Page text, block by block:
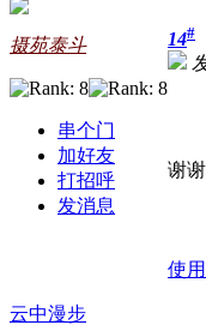
摄苑泰斗
串个门
加好友
打招呼
发消息
14#
谢
使
云中漫步